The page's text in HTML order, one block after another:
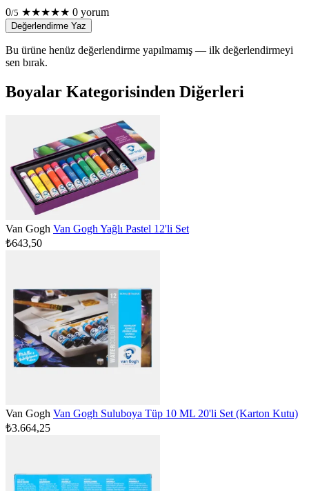
0/5 ★★★★★ 0 yorum
Değerlendirme Yaz
Bu ürüne henüz değerlendirme yapılmamış — ilk değerlendirmeyi
sen bırak.
Boyalar Kategorisinden Diğerleri
Van Gogh Van Gogh Yağlı Pastel 12'li Set
₺643,50
Van Gogh Van Gogh Suluboya Tüp 10 ML 20'li Set (Karton Kutu)
₺3.664,25